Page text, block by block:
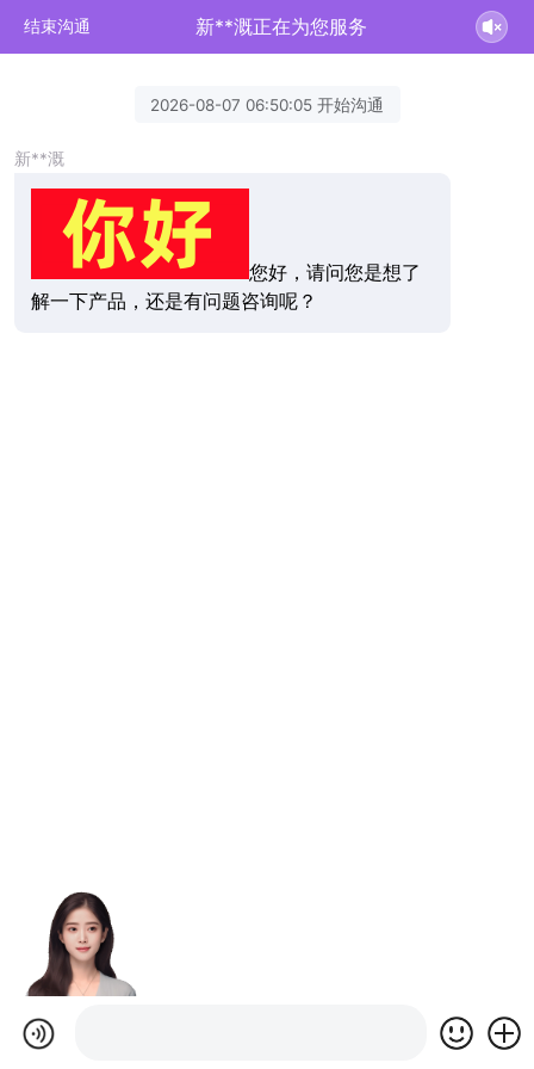
结束沟通 新**溉正在为您服务
2026-08-07 06:50:05 开始沟通
新**溉
您好，请问您是想了
解一下产品，还是有问题咨询呢？